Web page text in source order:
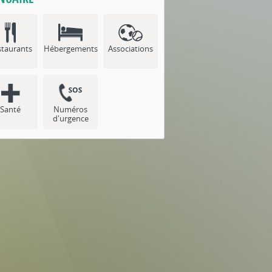
Hébergements Associations
Santé
Numéros
d'urgence